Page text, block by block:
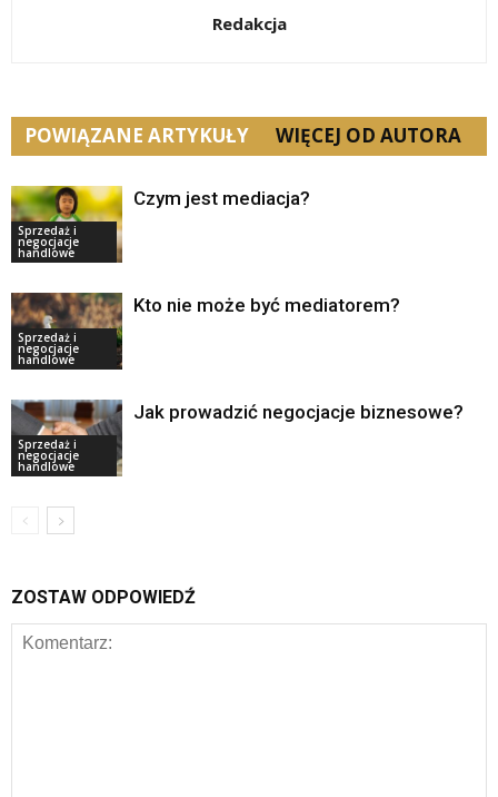
Redakcja
POWIĄZANE ARTYKUŁY WIĘCEJ OD AUTORA
Sprzedaż i
negocjacje
handlowe
Czym jest mediacja?
Sprzedaż i
negocjacje
handlowe
Kto nie może być mediatorem?
Sprzedaż i
negocjacje
handlowe
Jak prowadzić negocjacje biznesowe?
ZOSTAW ODPOWIEDŹ